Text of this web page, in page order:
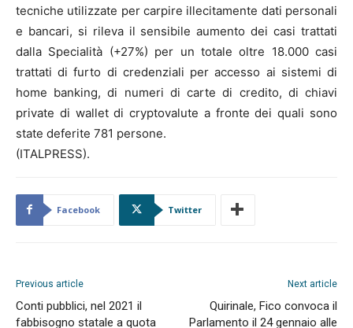
tecniche utilizzate per carpire illecitamente dati personali
e bancari, si rileva il sensibile aumento dei casi trattati
dalla Specialità (+27%) per un totale oltre 18.000 casi
trattati di furto di credenziali per accesso ai sistemi di
home banking, di numeri di carte di credito, di chiavi
private di wallet di cryptovalute a fronte dei quali sono
state deferite 781 persone.
(ITALPRESS).
Facebook Twitter
Previous article
Conti pubblici, nel 2021 il
fabbisogno statale a quota
Next article
Quirinale, Fico convoca il
Parlamento il 24 gennaio alle